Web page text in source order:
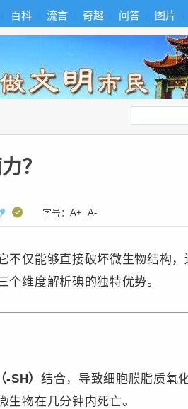
百科 流言 奇趣 问答 图片
？
字号： A+ A-
不仅能够直接破坏微生物结构，
维度解析碘的独特优势。
-SH）​ 结合，导致细胞膜脂质氧
物在几分钟内死亡。